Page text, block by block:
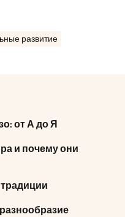
развитие
от А до Я
и почему они